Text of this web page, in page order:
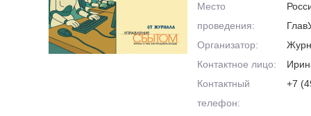
Место
проведения:
Организатор:
Контактное лицо:
Контактный
телефон:
+7